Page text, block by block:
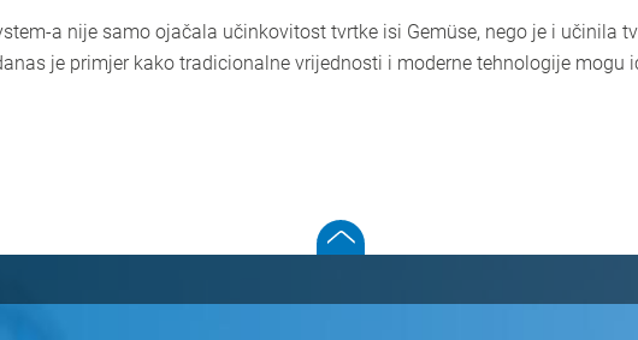
a nije samo ojačala učinkovitost tvrtke isi Gemüse, nego je i učinila
je primjer kako tradicionalne vrijednosti i moderne tehnologije mogu